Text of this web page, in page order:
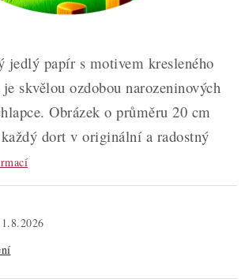
dobírku
Obchodní podmínky
Blog
Moje objednávka
údajů
jedlý papír s motivem kresleného
skvělou ozdobou narozeninových
Obrázek o průměru 20 cm
dort v originální a radostný